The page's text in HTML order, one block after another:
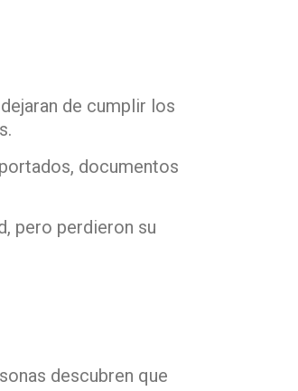
de cumplir los
documentos
pero perdieron su
descubren que